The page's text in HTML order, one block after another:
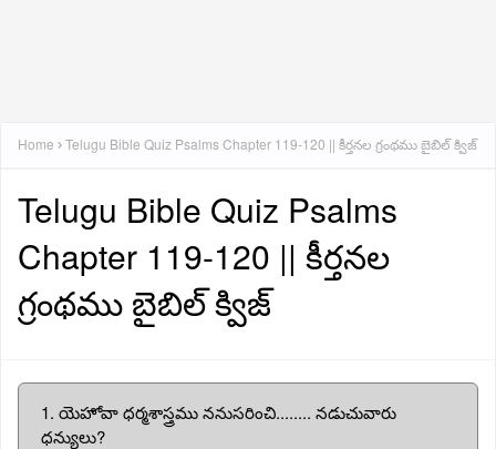
Home Telugu Bible Quiz Psalms Chapter 119-120 || కీర్తనల గ్రంథము బైబిల్ క్విజ్
Telugu Bible Quiz Psalms
Chapter 119-120 || కీర్తనల
గ్రంథము బైబిల్ క్విజ్
1. యెహోవా ధర్మశాస్త్రము ననుసరించి........ నడుచువారు
ధన్యులు?